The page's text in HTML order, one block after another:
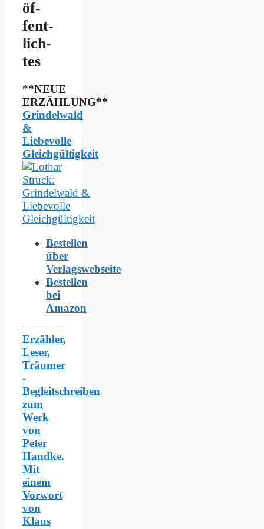
öf­
fent­
lich­
tes
**NEUE
ERZÄHLUNG**
Grindelwald
&
Liebevolle
Gleichgültigkeit
Bestellen
über
Verlagswebseite
Bestellen
bei
Amazon
Erzähler,
Leser,
Träumer
-
Begleitschreiben
zum
Werk
von
Peter
Handke.
Mit
einem
Vorwort
von
Klaus